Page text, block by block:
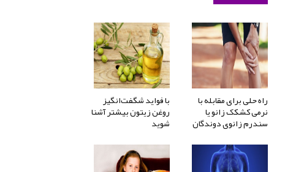
راه حلی برای مقابله با
نرمی کشکک زانو یا
سندرم زانوی دوندگان
با فواید شگفت‌انگیز
روغن زیتون بیشتر آشنا
شوید